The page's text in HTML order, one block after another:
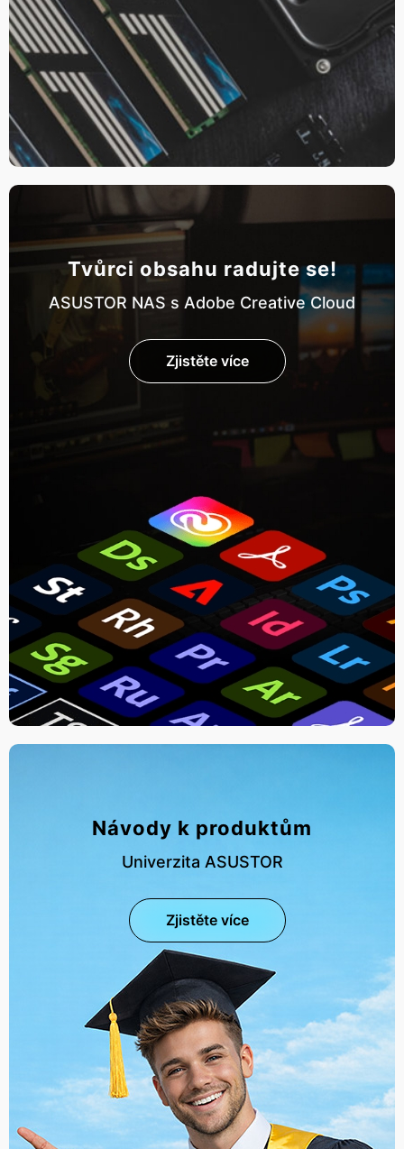
Tvůrci obsahu radujte se!
ASUSTOR NAS s Adobe Creative Cloud
Zjistěte více
Návody k produktům
Univerzita ASUSTOR
Zjistěte více